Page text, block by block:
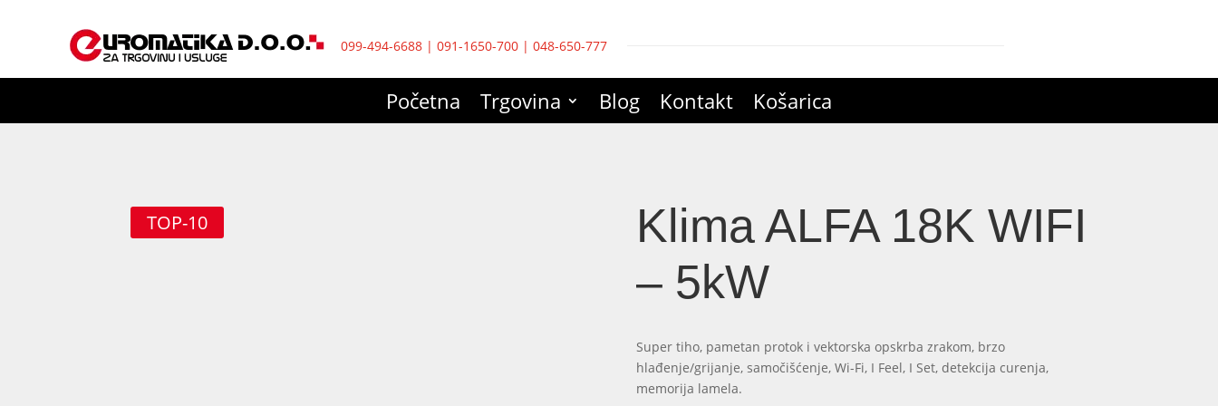
099-494-6688 |091-1650-700 |048-650-777
Početna Trgovina Blog Kontakt Košarica
TOP-10
Klima ALFA 18K WIFI
– 5kW
Super tiho, pametan protok i vektorska opskrba zrakom, brzo
hlađenje/grijanje, samočišćenje, Wi-Fi, I Feel, I Set, detekcija curenja,
memorija lamela.